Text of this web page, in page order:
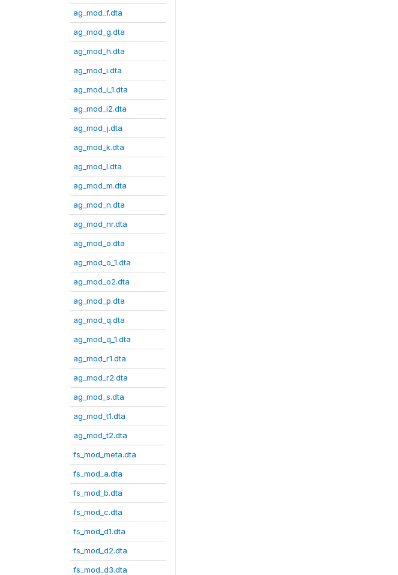
ag_mod_f.dta
ag_mod_g.dta
ag_mod_h.dta
ag_mod_i.dta
ag_mod_i_1.dta
ag_mod_i2.dta
ag_mod_j.dta
ag_mod_k.dta
ag_mod_l.dta
ag_mod_m.dta
ag_mod_n.dta
ag_mod_nr.dta
ag_mod_o.dta
ag_mod_o_1.dta
ag_mod_o2.dta
ag_mod_p.dta
ag_mod_q.dta
ag_mod_q_1.dta
ag_mod_r1.dta
ag_mod_r2.dta
ag_mod_s.dta
ag_mod_t1.dta
ag_mod_t2.dta
fs_mod_meta.dta
fs_mod_a.dta
fs_mod_b.dta
fs_mod_c.dta
fs_mod_d1.dta
fs_mod_d2.dta
fs_mod_d3.dta